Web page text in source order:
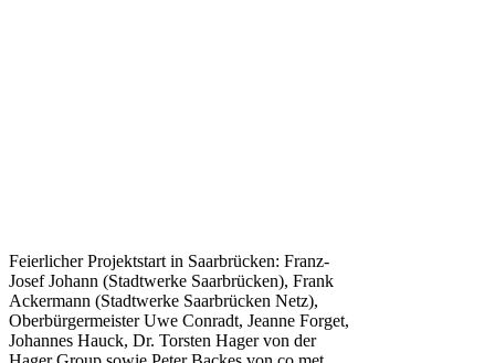
Feierlicher Projektstart in Saarbrücken: Franz-
Josef Johann (Stadtwerke Saarbrücken), Frank
Ackermann (Stadtwerke Saarbrücken Netz),
Oberbürgermeister Uwe Conradt, Jeanne Forget,
Johannes Hauck, Dr. Torsten Hager von der